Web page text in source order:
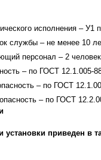
исполнения – У1
службы – не менее 10
персонал – 2
– по ГОСТ 12.1.005-
– по ГОСТ
– по ГОСТ
установки приведен в